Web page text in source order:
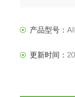
产品型号：
更新时间：